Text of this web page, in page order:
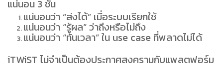
แน่นอน 3 ชั้น
แน่นอนว่า “ส่งได้” เมื่อระบบเรียกใช้
แน่นอนว่า “รู้ผล” ว่าถึงหรือไม่ถึง
แน่นอนว่า “ทันเวลา” ใน use case ที่พลาดไม่ได้
iTWiST ไม่จำเป็นต้องประกาศสงครามกับแพลตฟอร์ม